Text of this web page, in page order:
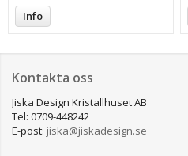
Info
Kontakta oss
Jiska Design Kristallhuset AB
Tel: 0709-448242
E-post: jiska@jiskadesign.se